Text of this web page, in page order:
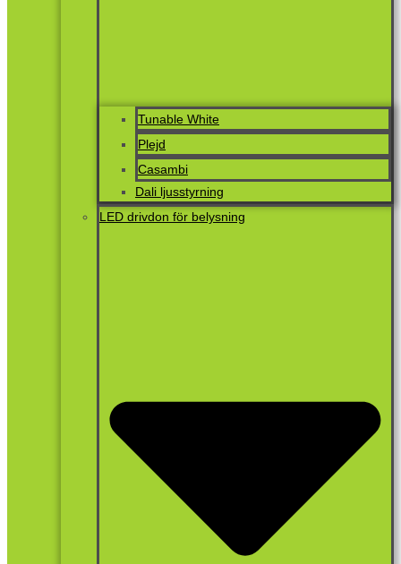
Tunable White
Plejd
Casambi
Dali ljusstyrning
LED drivdon för belysning